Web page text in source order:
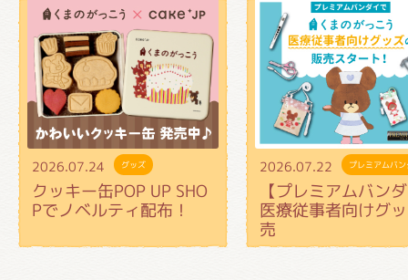
2026.07.24 グッズ
クッキー缶POP UP SHO
Pでノベルティ配布！
2026.07.22 プレミアムバ
【プレミアムバン
医療従事者向けグ
売